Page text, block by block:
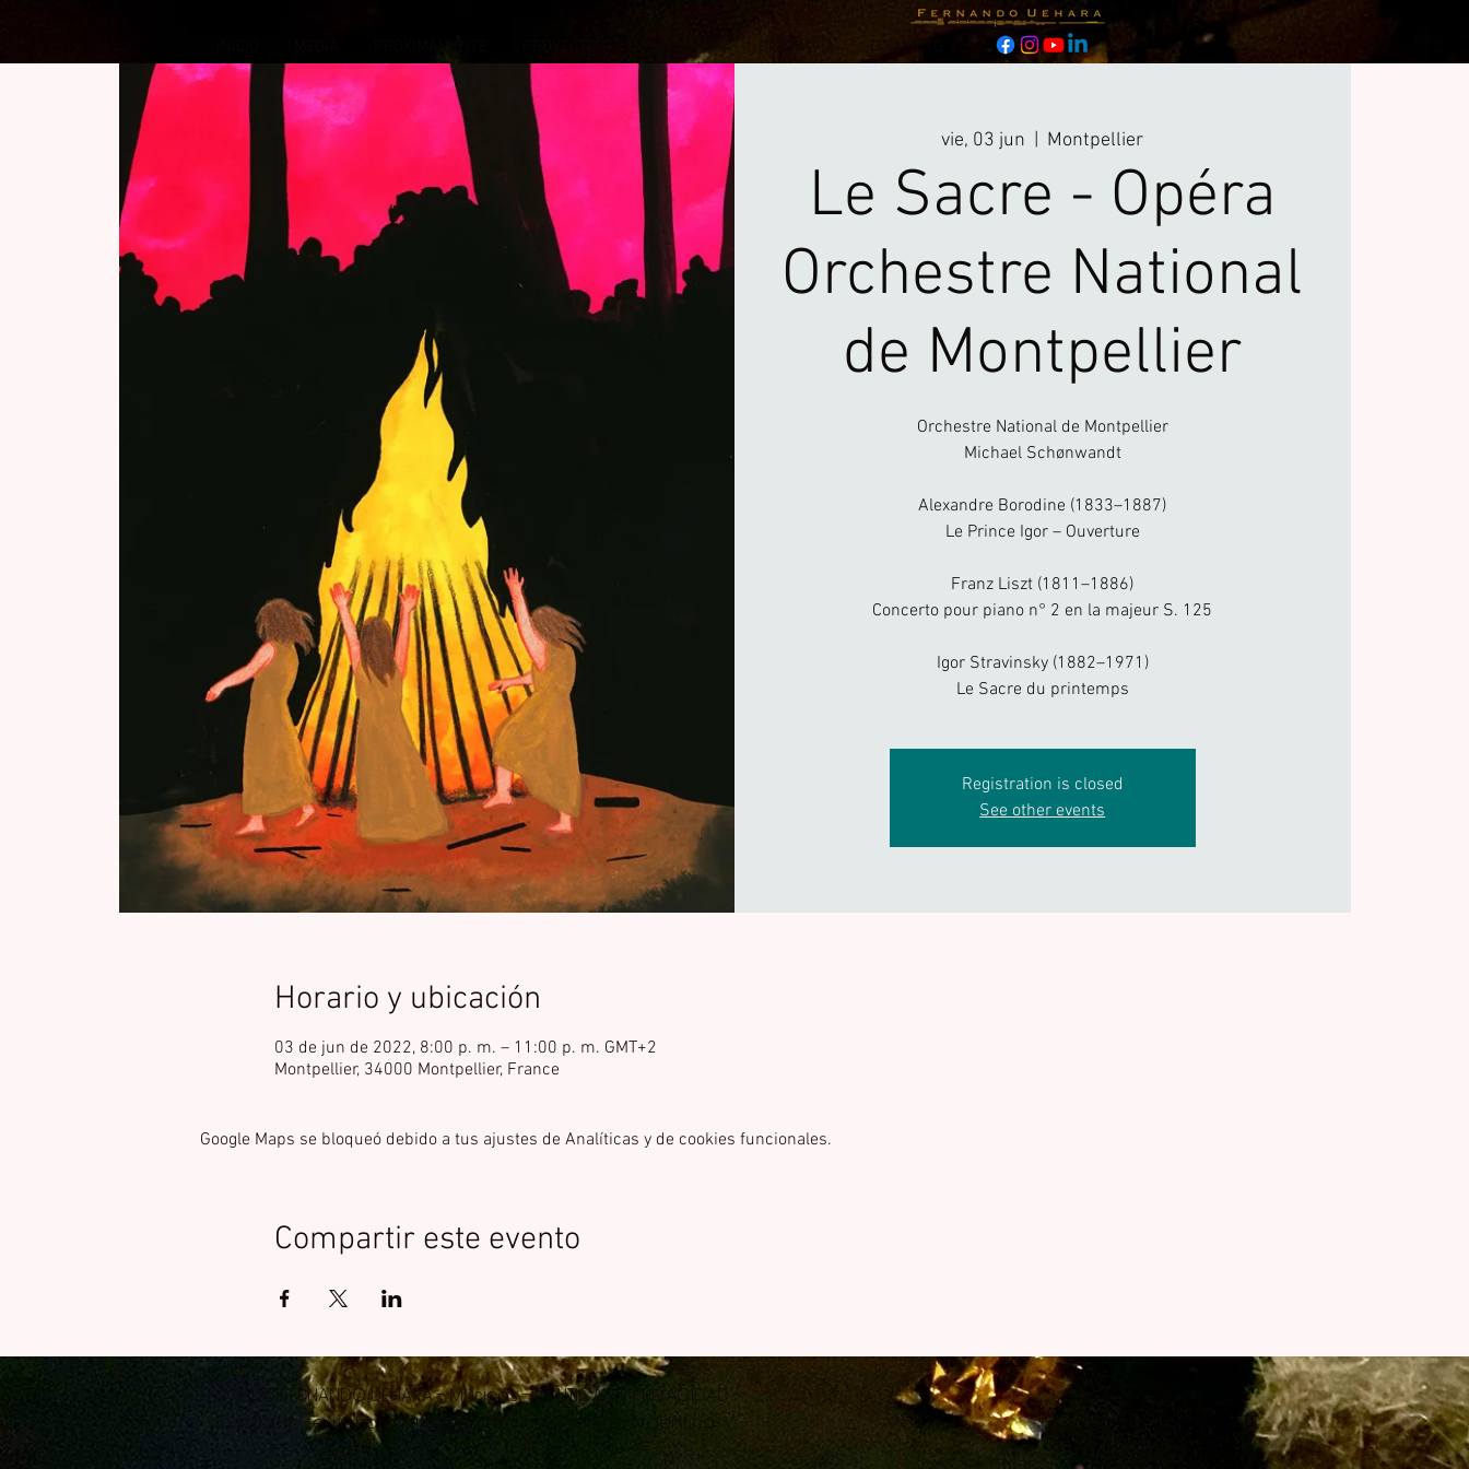
PEDAGOGÍA
vie, 03 jun Montpellier
Le Sacre - Opéra
Orchestre National
de Montpellier
Orchestre National de Montpellier
Michael Schønwandt
Alexandre Borodine (1833–1887)
Le Prince Igor – Ouverture
Franz Liszt (1811–1886)
Concerto pour piano n° 2 en la majeur S. 125
Igor Stravinsky (1882–1971)
Le Sacre du printemps
Registration is closed
See other events
Horario y ubicación
03 de jun de 2022, 8:00 p. m. – 11:00 p. m. GMT+2
Montpellier, 34000 Montpellier, France
Google Maps se bloqueó debido a tus ajustes de Analíticas y de cookies funcionales.
Compartir este evento
© 2025 FERNANDO UEHARA - Músicos -POLÍTICA DE PRIVACIDAD -
Contacto: fer.uehara.flute@gmail.com Francia - Argentina